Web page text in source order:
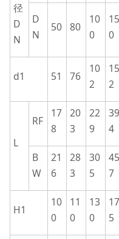
径
D
N
D
N
50 80
10
0
15
0
d1 51 76
10
2
15
2
L
RF
17
8
20
3
22
9
39
4
B
W
21
6
28
3
30
5
45
7
H1
10
0
11
0
13
0
17
5